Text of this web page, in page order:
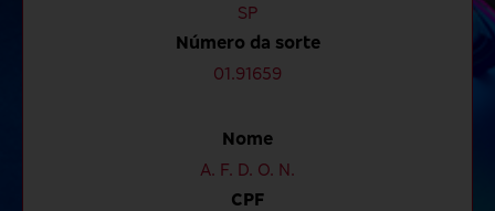
SP
Número da sorte
01.91659
Nome
A. F. D. O. N.
CPF